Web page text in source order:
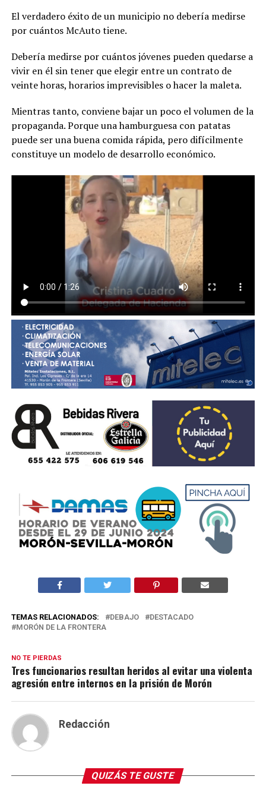
El verdadero éxito de un municipio no debería medirse
por cuántos McAuto tiene.
Debería medirse por cuántos jóvenes pueden quedarse a
vivir en él sin tener que elegir entre un contrato de
veinte horas, horarios imprevisibles o hacer la maleta.
Mientras tanto, conviene bajar un poco el volumen de la
propaganda. Porque una hamburguesa con patatas
puede ser una buena comida rápida, pero difícilmente
constituye un modelo de desarrollo económico.
TEMAS RELACIONADOS: DEBAJO
DESTACADO
MORÓN DE LA FRONTERA
NO TE PIERDAS
Tres funcionarios resultan heridos al evitar una violenta
agresión entre internos en la prisión de Morón
Redacción
QUIZÁS TE GUSTE